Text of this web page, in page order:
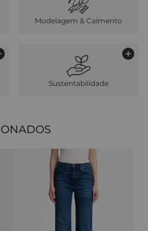
Modelagem & Caimento
Sustentabilidade